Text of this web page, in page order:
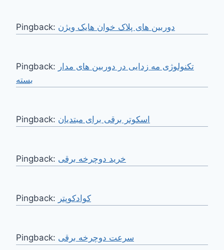
Pingback: دوربین های پلاک خوان هایک ویژن
Pingback: تکنولوژی مه زدایی در دوربین های مدار
بسته
Pingback: اسکوتر برقی برای مبتدیان
Pingback: خرید دوچرخه برقی
Pingback: کوادکوپتر
Pingback: سرعت دوچرخه برقی